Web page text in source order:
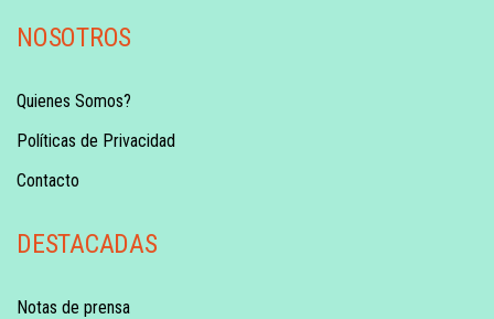
NOSOTROS
Quienes Somos?
Políticas de Privacidad
Contacto
DESTACADAS
Notas de prensa